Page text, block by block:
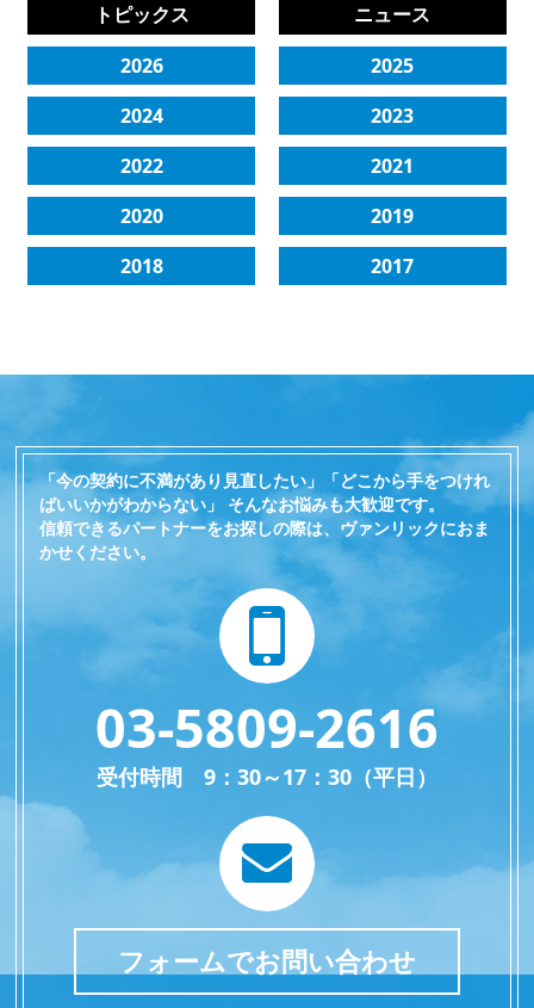
トピックス
ニュース
2026
2025
2024
2023
2022
2021
2020
2019
2018
2017
「今の契約に不満があり見直したい」「どこから手をつけれ
ばいいかがわからない」 そんなお悩みも大歓迎です。
信頼できるパートナーをお探しの際は、ヴァンリックにおま
かせください。
03-5809-2616
受付時間 9：30～17：30（平日）
フォームでお問い合わせ